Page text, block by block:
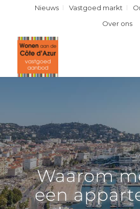
Nieuws Vastgoed markt
Over ons
Waarom
een